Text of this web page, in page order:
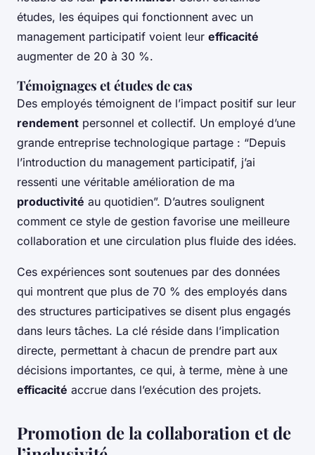
études, les équipes qui fonctionnent avec un
management participatif voient leur efficacité
augmenter de 20 à 30 %.
Témoignages et études de cas
Des employés témoignent de l’impact positif sur leur
rendement personnel et collectif. Un employé d’une
grande entreprise technologique partage : “Depuis
l’introduction du management participatif, j’ai
ressenti une véritable amélioration de ma
productivité au quotidien”. D’autres soulignent
comment ce style de gestion favorise une meilleure
collaboration et une circulation plus fluide des idées.
Ces expériences sont soutenues par des données
qui montrent que plus de 70 % des employés dans
des structures participatives se disent plus engagés
dans leurs tâches. La clé réside dans l’implication
directe, permettant à chacun de prendre part aux
décisions importantes, ce qui, à terme, mène à une
efficacité accrue dans l’exécution des projets.
Promotion de la collaboration et de